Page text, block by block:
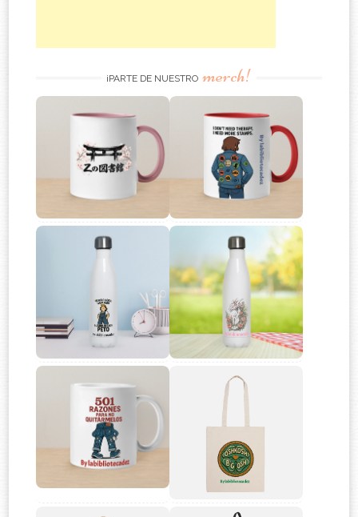
¡PARTE DE NUESTRO merch!